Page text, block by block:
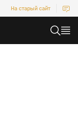
На старый сайт